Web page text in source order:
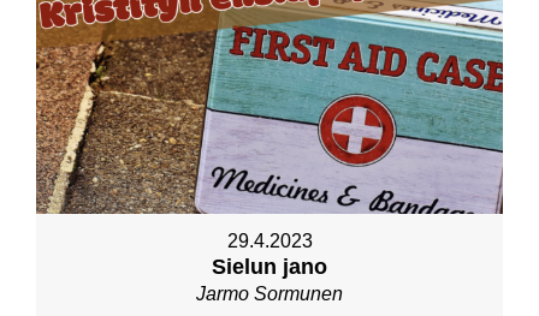
29.4.2023
Sielun jano
Jarmo Sormunen